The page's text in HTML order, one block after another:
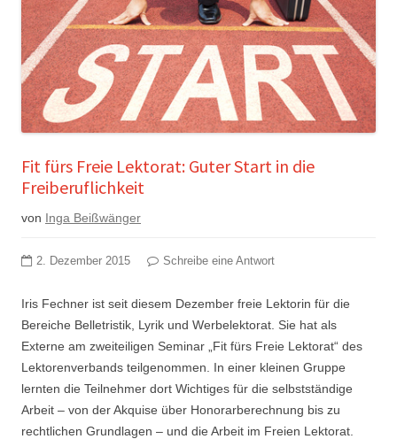
Fit fürs Freie Lektorat: Guter Start in die
Freiberuflichkeit
von Inga Beißwänger
2. Dezember 2015 Schreibe eine Antwort
Iris Fechner ist seit diesem Dezember freie Lektorin für die
Bereiche Belletristik, Lyrik und Werbelektorat. Sie hat als
Externe am zweiteiligen Seminar „Fit fürs Freie Lektorat“ des
Lektorenverbands teilgenommen. In einer kleinen Gruppe
lernten die Teilnehmer dort Wichtiges für die selbstständige
Arbeit – von der Akquise über Honorarberechnung bis zu
rechtlichen Grundlagen – und die Arbeit im Freien Lektorat.